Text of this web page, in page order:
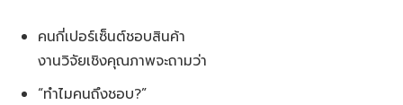
คนกี่เปอร์เซ็นต์ชอบสินค้า
งานวิจัยเชิงคุณภาพจะถามว่า
“ทำไมคนถึงชอบ?”